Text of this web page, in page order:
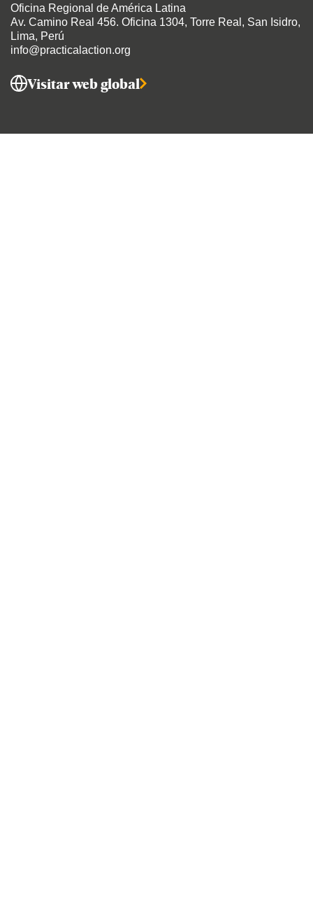
Oficina Regional de América Latina
Av. Camino Real 456. Oficina 1304, Torre Real, San Isidro,
Lima, Perú
info@practicalaction.org
Visitar web global